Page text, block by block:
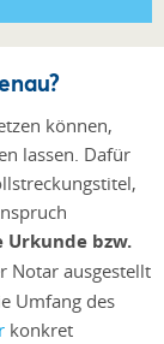
können,
lassen. Dafür
bzw.
Notar ausgestellt
Umfang des
konkret